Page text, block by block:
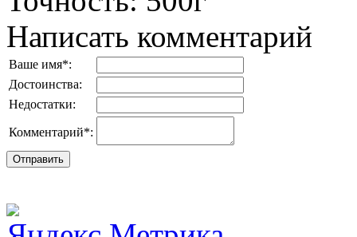
Написать комментарий
Ваше имя*:
Достоинства:
Недостатки:
Комментарий*: